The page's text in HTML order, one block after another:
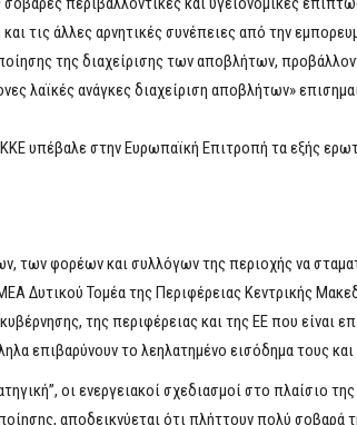
τις άλλες αρνητικές συνέπειες από την
της διαχείρισης των αποβλήτων,
λαϊκές ανάγκες διαχείριση αποβλήτων»
υπέβαλε στην Ευρωπαϊκή Επιτροπή τα εξής
των φορέων και συλλόγων της περιοχής να
Δυτικού Τομέα της Περιφέρειας Κεντρικής
της περιφέρειας και της ΕΕ που είναι
επιβαρύνουν το λεηλατημένο εισόδημα τους
οι ενεργειακοί σχεδιασμοί στο πλαίσιο
αποδεικνύεται ότι πλήττουν πολύ σοβαρά